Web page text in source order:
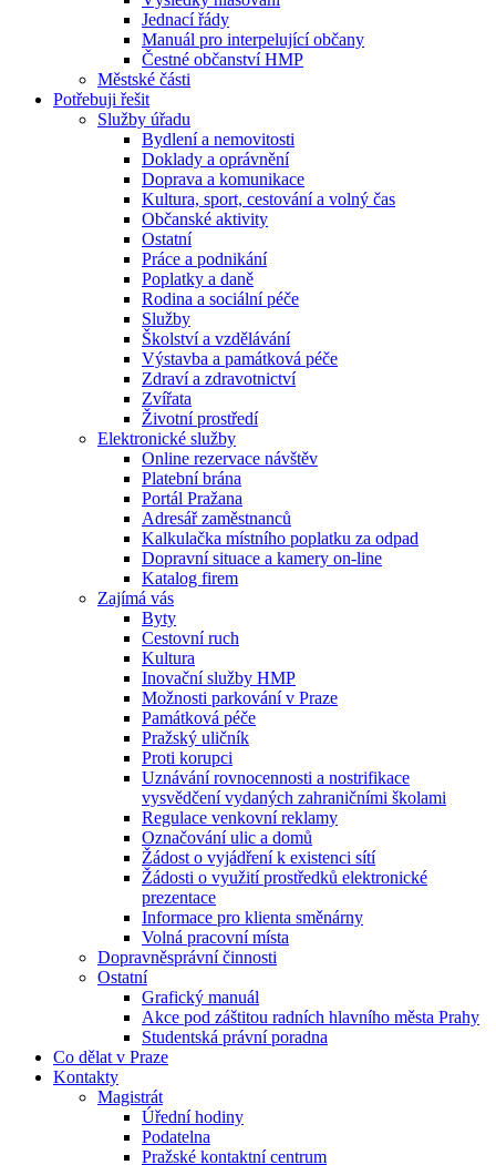
Jednací řády
Manuál pro interpelující občany
Čestné občanství HMP
Městské části
Potřebuji řešit
Služby úřadu
Bydlení a nemovitosti
Doklady a oprávnění
Doprava a komunikace
Kultura, sport, cestování a volný čas
Občanské aktivity
Ostatní
Práce a podnikání
Poplatky a daně
Rodina a sociální péče
Služby
Školství a vzdělávání
Výstavba a památková péče
Zdraví a zdravotnictví
Zvířata
Životní prostředí
Elektronické služby
Online rezervace návštěv
Platební brána
Portál Pražana
Adresář zaměstnanců
Kalkulačka místního poplatku za odpad
Dopravní situace a kamery on-line
Katalog firem
Zajímá vás
Byty
Cestovní ruch
Kultura
Inovační služby HMP
Možnosti parkování v Praze
Památková péče
Pražský uličník
Proti korupci
Uznávání rovnocennosti a nostrifikace
vysvědčení vydaných zahraničními školami
Regulace venkovní reklamy
Označování ulic a domů
Žádost o vyjádření k existenci sítí
Žádosti o využití prostředků elektronické
prezentace
Informace pro klienta směnárny
Volná pracovní místa
Dopravněsprávní činnosti
Ostatní
Grafický manuál
Akce pod záštitou radních hlavního města Prahy
Studentská právní poradna
Co dělat v Praze
Kontakty
Magistrát
Úřední hodiny
Podatelna
Pražské kontaktní centrum